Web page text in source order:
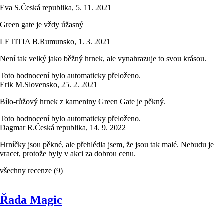
Eva S.Česká republika, 5. 11. 2021
Green gate je vždy úžasný
LETITIA B.Rumunsko, 1. 3. 2021
Není tak velký jako běžný hrnek, ale vynahrazuje to svou krásou.
Toto hodnocení bylo automaticky přeloženo.
Erik M.Slovensko, 25. 2. 2021
Bílo-růžový hrnek z kameniny Green Gate je pěkný.
Toto hodnocení bylo automaticky přeloženo.
Dagmar R.Česká republika, 14. 9. 2022
Hrníčky jsou pěkné, ale přehlédla jsem, že jsou tak malé. Nebudu je
vracet, protože byly v akci za dobrou cenu.
všechny recenze (9)
Řada Magic